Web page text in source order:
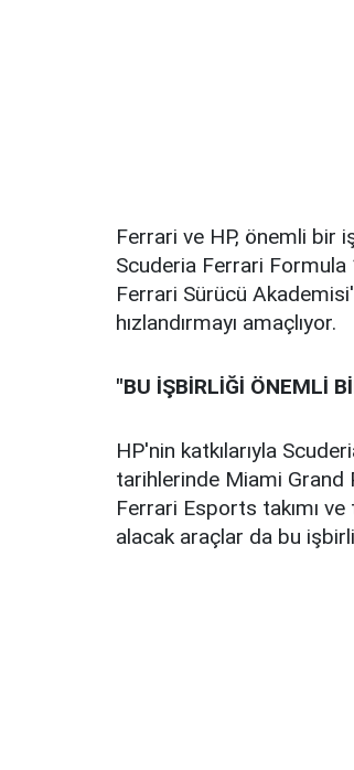
Ferrari ve HP, önemli bir
Scuderia Ferrari Formula
Ferrari Sürücü
hızlandırmayı amaçlıyor.
"BU İŞBİRLİĞİ ÖNEMLİ
HP'nin katkılarıyla
tarihlerinde Miami Grand
Ferrari Esports takımı
alacak araçlar da bu